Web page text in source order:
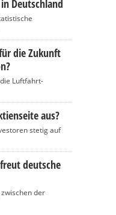
Deutschland
die Zukunft
Luftfahrt-
aus?
stetig auf
deutsche
der